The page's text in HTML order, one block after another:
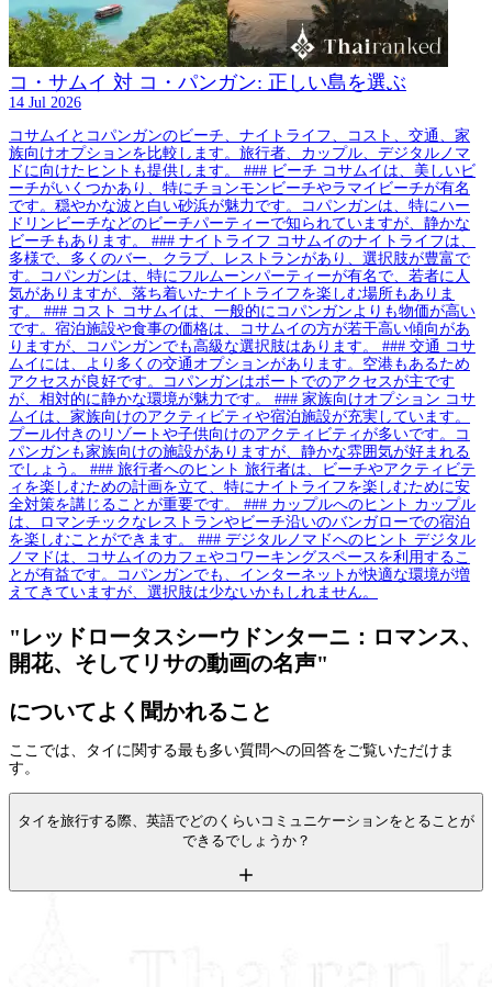
コ・サムイ 対 コ・パンガン: 正しい島を選ぶ
14 Jul 2026
コサムイとコパンガンのビーチ、ナイトライフ、コスト、交通、家
族向けオプションを比較します。旅行者、カップル、デジタルノマ
ドに向けたヒントも提供します。 ### ビーチ コサムイは、美しいビ
ーチがいくつかあり、特にチョンモンビーチやラマイビーチが有名
です。穏やかな波と白い砂浜が魅力です。コパンガンは、特にハー
ドリンビーチなどのビーチパーティーで知られていますが、静かな
ビーチもあります。 ### ナイトライフ コサムイのナイトライフは、
多様で、多くのバー、クラブ、レストランがあり、選択肢が豊富で
す。コパンガンは、特にフルムーンパーティーが有名で、若者に人
気がありますが、落ち着いたナイトライフを楽しむ場所もありま
す。 ### コスト コサムイは、一般的にコパンガンよりも物価が高い
です。宿泊施設や食事の価格は、コサムイの方が若干高い傾向があ
りますが、コパンガンでも高級な選択肢はあります。 ### 交通 コサ
ムイには、より多くの交通オプションがあります。空港もあるため
アクセスが良好です。コパンガンはボートでのアクセスが主です
が、相対的に静かな環境が魅力です。 ### 家族向けオプション コサ
ムイは、家族向けのアクティビティや宿泊施設が充実しています。
プール付きのリゾートや子供向けのアクティビティが多いです。コ
パンガンも家族向けの施設がありますが、静かな雰囲気が好まれる
でしょう。 ### 旅行者へのヒント 旅行者は、ビーチやアクティビテ
ィを楽しむための計画を立て、特にナイトライフを楽しむために安
全対策を講じることが重要です。 ### カップルへのヒント カップル
は、ロマンチックなレストランやビーチ沿いのバンガローでの宿泊
を楽しむことができます。 ### デジタルノマドへのヒント デジタル
ノマドは、コサムイのカフェやコワーキングスペースを利用するこ
とが有益です。コパンガンでも、インターネットが快適な環境が増
えてきていますが、選択肢は少ないかもしれません。
"レッドロータスシーウドンターニ：ロマンス、
開花、そしてリサの動画の名声"
についてよく聞かれること
ここでは、タイに関する最も多い質問への回答をご覧いただけま
す。
タイを旅行する際、英語でどのくらいコミュニケーションをとることが
できるでしょうか？